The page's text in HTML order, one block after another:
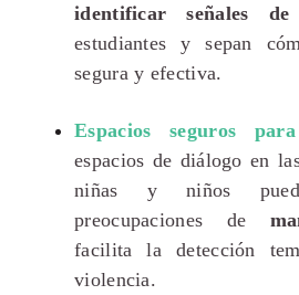
identificar señales
de
estudiantes y sepan
segura y efectiva.
Espacios seguros
espacios de diálogo en
niñas y niños
preocupaciones de
facilita la detección
violencia.